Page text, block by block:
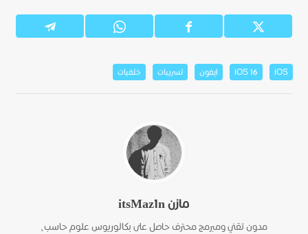
iOS
iOS 16 ايفون تسريبات خلفيات
مازن itsMaz1n
مدون تقني ومبرمج محترف حاصل على بكالوريوس علوم حاسب،